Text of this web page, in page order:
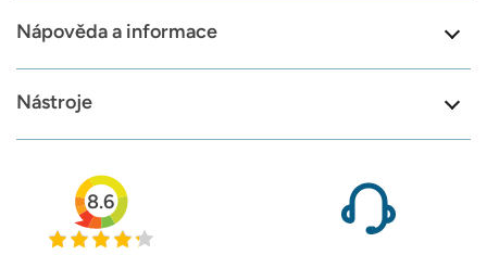
Nápověda a informace
Nástroje
8.6